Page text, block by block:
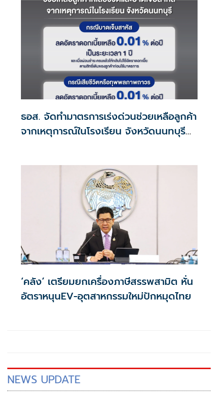
ธอส. จัดทำมาตรการเร่งด่วนช่วยเหลือลูกค้า
จากเหตุการณ์ในโรงเรียน จังหวัดนนทบุรี
‘คลัง’ เตรียมยกเครื่องภาษีสรรพสามิต หั่น
อัตราหนุนEV-อุตสาหกรรมใหม่ปักหมุดไทย
NEWS UPDATE